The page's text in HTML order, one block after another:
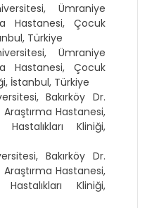
Ümraniye
Hastanesi, Çocuk
Türkiye
Ümraniye
Hastanesi, Çocuk
İstanbul, Türkiye
Bakırköy Dr.
Hastanesi,
Kliniği,
Bakırköy Dr.
Hastanesi,
Kliniği,